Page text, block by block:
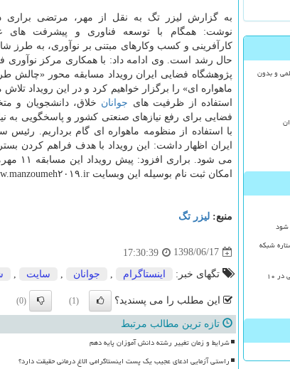
و بدون
شود
شبکه
اردوهای علوی قدمی بلند برای تحقق عدالت آموزشی در ۱۰
به گزارش لیزر تگ به نقل از مهر، مرتضی براری در
نوشت: همگام با توسعه فناوری و پیشرفت های
كارآفرینی و كسب وكارهای مبتنی بر نوآوری، به طرز
حال رشد است. وی ادامه داد: با همكاری مركز نوآوری
پژوهشگاه فضایی ایران رویداد مسابقه محور «چالش
ماهواره ای» را برگزار خواهیم كرد و در این رویداد تلاش
استفاده از ظرفیت های جوانان خلاق، دانشجویان و
فضایی برای رفع نیازهای صنعتی كشور و پاسخگویی به
با استفاده از منظومه ماهواره ای گام برداریم. رئیس
ایران اظهار داشت: این رویداد با هدف فراهم كردن
می شود. براری افزود: پیش رویداد این مسابقه ۱۱ مهرماه برگزار می شود و از همه علاقه مندان دعوت می كنم در این برنامه
امكان ثبت نام بوسیله این وبسایت www.manzoumeh۲۰۱۹.ir برقرار است.
منبع: لیزر تگ
1398/06/17
17:30:39
تگهای خبر: اینستاگرام جوانان سایت
این مطلب را می پسندید؟ (1)
(0)
تازه ترین مطالب مرتبط
شرایط و زمان تغییر رشته دانش آموزان پایه دهم
راستی آزمایی ادعای عجیب یک پست اینستاگرامی الاغ درمانی حقیقت دارد؟